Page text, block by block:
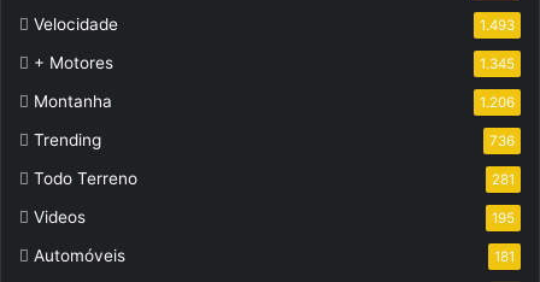
Velocidade 1.493
+ Motores 1.345
Montanha 1.206
Trending 736
Todo Terreno 281
Videos 195
Automóveis 181